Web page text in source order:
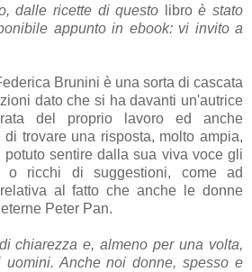
dalle ricette di questo libroè stato
appunto in ebook: vi invito a
Brunini è una sorta di cascata
dato che si ha davanti un'autrice
del proprio lavoro ed anche
trovare una risposta, molto ampia,
sentire dalla sua viva voce gli
o ricchi di suggestioni, come ad
al fatto che anche le donne
Peter Pan.
chiarezza e, almeno per una volta,
uomini. Anche noi donne, spesso e